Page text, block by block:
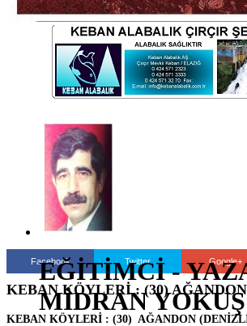
EĞİTİMCİ -
MİDRAN YOKUŞ
Facebook Twitter Google+
KEBAN KÖYLERİ : (30)
KEBAN KÖYLERİ : (30) AĞANDON